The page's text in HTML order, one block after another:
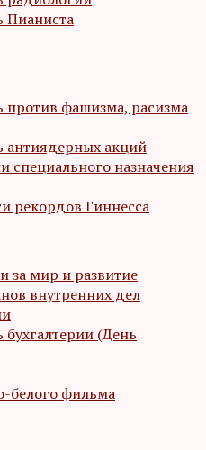
фашизма, расизма
акций
специального назначения
рекордов Гиннесса
за мир и развитие
внутренних дел
(День
белого фильма